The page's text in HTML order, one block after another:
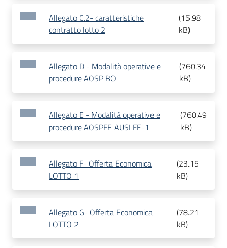
Allegato C.2- caratteristiche
contratto lotto 2
(15.98
kB)
Allegato D - Modalità operative e
procedure AOSP BO
(760.34
kB)
Allegato E - Modalità operative e
procedure AOSPFE AUSLFE-1
(760.49
kB)
Allegato F- Offerta Economica
LOTTO 1
(23.15
kB)
Allegato G- Offerta Economica
LOTTO 2
(78.21
kB)